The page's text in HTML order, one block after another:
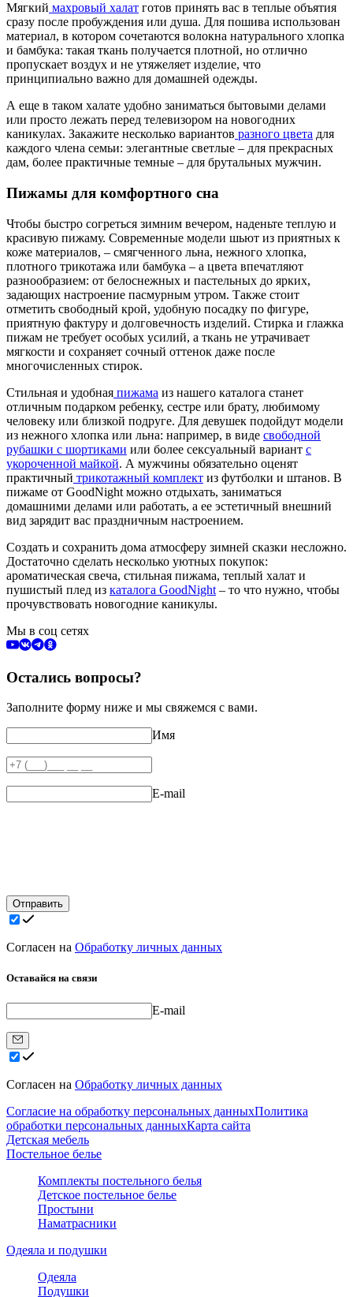
Мягкий махровый халат готов принять вас в теплые объятия
сразу после пробуждения или душа. Для пошива использован
материал, в котором сочетаются волокна натурального хлопка
и бамбука: такая ткань получается плотной, но отлично
пропускает воздух и не утяжеляет изделие, что
принципиально важно для домашней одежды.
А еще в таком халате удобно заниматься бытовыми делами
или просто лежать перед телевизором на новогодних
каникулах. Закажите несколько вариантов разного цвета для
каждого члена семьи: элегантные светлые – для прекрасных
дам, более практичные темные – для брутальных мужчин.
Пижамы для комфортного сна
Чтобы быстро согреться зимним вечером, наденьте теплую и
красивую пижаму. Современные модели шьют из приятных к
коже материалов, – смягченного льна, нежного хлопка,
плотного трикотажа или бамбука – а цвета впечатляют
разнообразием: от белоснежных и пастельных до ярких,
задающих настроение пасмурным утром. Также стоит
отметить свободный крой, удобную посадку по фигуре,
приятную фактуру и долговечность изделий. Стирка и глажка
пижам не требует особых усилий, а ткань не утрачивает
мягкости и сохраняет сочный оттенок даже после
многочисленных стирок.
Стильная и удобная пижама из нашего каталога станет
отличным подарком ребенку, сестре или брату, любимому
человеку или близкой подруге. Для девушек подойдут модели
из нежного хлопка или льна: например, в виде свободной
рубашки с шортиками или более сексуальный вариант с
укороченной майкой. А мужчины обязательно оценят
практичный трикотажный комплект из футболки и штанов. В
пижаме от GoodNight можно отдыхать, заниматься
домашними делами или работать, а ее эстетичный внешний
вид зарядит вас праздничным настроением.
Создать и сохранить дома атмосферу зимней сказки несложно.
Достаточно сделать несколько уютных покупок:
ароматическая свеча, стильная пижама, теплый халат и
пушистый плед из каталога GoodNight – то что нужно, чтобы
прочувствовать новогодние каникулы.
Мы в соц сетях
Остались вопросы?
Заполните форму ниже и мы свяжемся с вами.
Имя
E-mail
Отправить
Согласен на Обработку личных данных
Оставайся на связи
E-mail
Согласен на Обработку личных данных
Согласие на обработку персональных данныхПолитика
обработки персональных данныхКарта сайта
Детская мебель
Постельное белье
Комплекты постельного белья
Детское постельное белье
Простыни
Наматрасники
Одеяла и подушки
Одеяла
Подушки